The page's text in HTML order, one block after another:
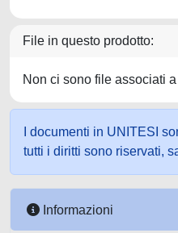
File in questo prodotto:
Non ci sono file associati
I documenti in UNITESI
tutti i diritti sono riservati,
Informazioni